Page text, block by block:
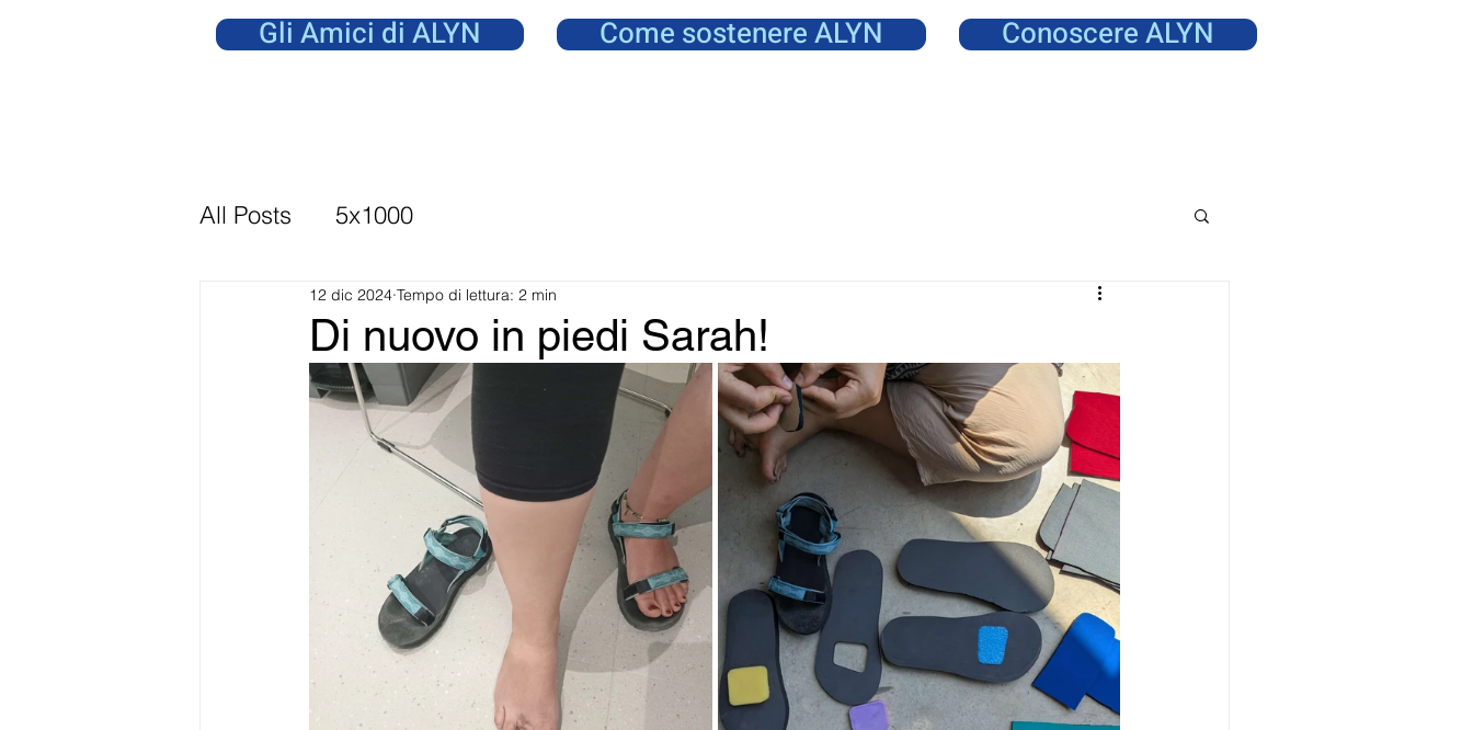
Gli Amici di ALYN Come sostenere ALYN Conoscere ALYN
All Posts 5x1000
Di nuovo in piedi Sarah!
12 dic 2024 Tempo di lettura: 2 min